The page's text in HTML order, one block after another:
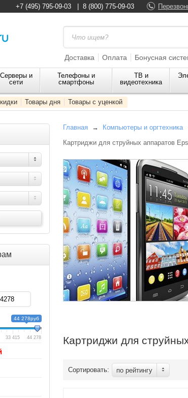
+7 (495) 795-09-03 8 (800) 775-09-03
Доставка Оплата Бонусная
Серверы и
сети
Телефоны и
смартфоны
ТВ и
видеотехника
Товары дня Товары с уценкой
44 278руб
33 415 44 278
Главная → Компьютеры и оргтехника
Картриджи для струйных аппаратов
Картриджи для
Сортировать: по рейтингу